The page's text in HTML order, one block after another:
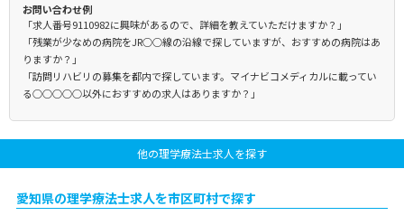
お問い合わせ例
「求人番号9110982に興味があるので、詳細を教えていただけますか？」
「残業が少なめの病院をJR○○線の沿線で探していますが、おすすめの病院はあ
りますか？」
「訪問リハビリの募集を都内で探しています。マイナビコメディカルに載ってい
る○○○○○以外におすすめの求人はありますか？」
他の理学療法士求人を探す
愛知県の理学療法士求人を市区町村で探す